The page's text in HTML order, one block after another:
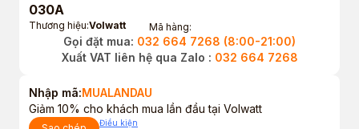
030A
Thương hiệu:Volwatt Mã hàng:
Gọi đặt mua: 032 664 7268 (8:00-21:00)
Xuất VAT liên hệ qua Zalo : 032 664 7268
Nhập mã:MUALANDAU
Giảm 10% cho khách mua lần đầu tại Volwatt
Điều kiện